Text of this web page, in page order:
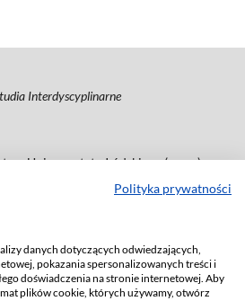
Polityka prywatności
danych dotyczących odwiedzających,
pokazania spersonalizowanych treści i
doświadczenia na stronie internetowej. Aby
plików cookie, których używamy, otwórz
Interdyscyplinarne
Uniwersytetu Łódzkiego (www)
66 55 86